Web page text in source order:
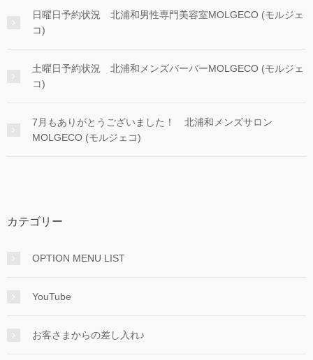
日曜日予約状況 北浦和男性専門美容室MOLGECO (モルジェ
コ)
土曜日予約状況 北浦和メンズバーバーMOLGECO (モルジェ
コ)
7月もありがとうございました！ 北浦和メンズサロン
MOLGECO (モルジェコ)
カテゴリー
OPTION MENU LIST
YouTube
お客さまからの差し入れ♪